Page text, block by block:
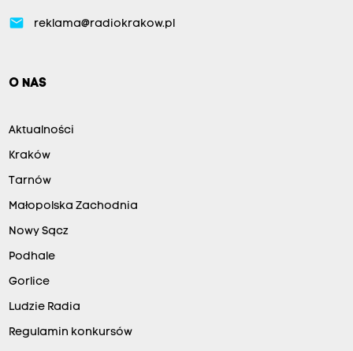
email reklama@radiokrakow.pl
O NAS
Aktualności
Kraków
Tarnów
Małopolska Zachodnia
Nowy Sącz
Podhale
Gorlice
Ludzie Radia
Regulamin konkursów